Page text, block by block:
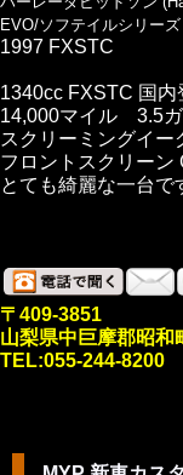
EVO/ソフテイルシリーズ
1997 FXSTC
1340cc FXSTC 国内
14,000マイル 3.5
スクリーミングイ
フロントスクリーン
とても綺麗な一台で
〒409-3851
山梨県中巨摩郡昭和
TEL:055-244-8200